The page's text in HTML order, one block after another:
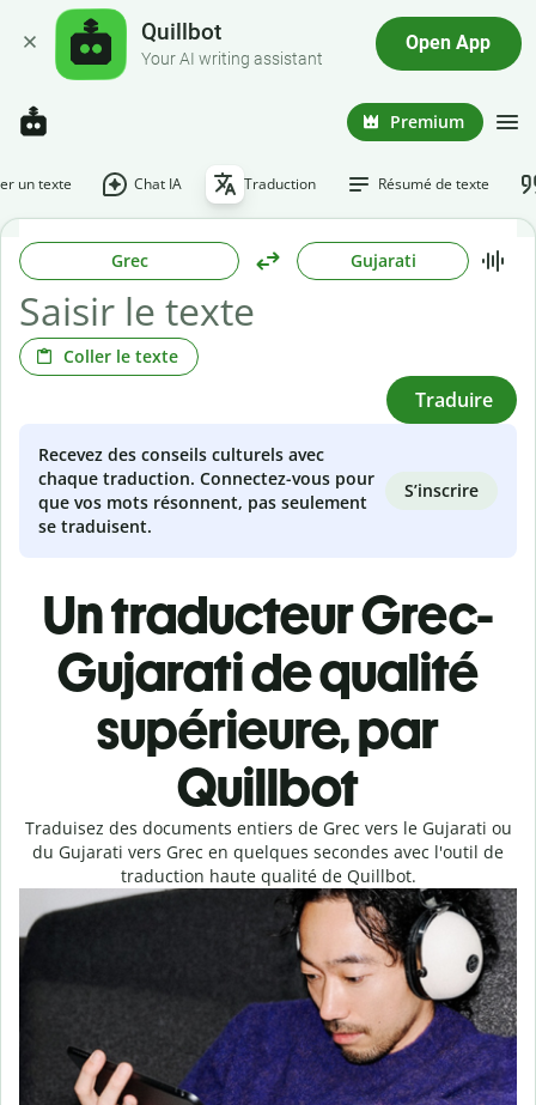
Quillbot
Your AI writing assistant
Open App
Premium
un texte Chat IA Traduction Résumé de texte
Grec Gujarati
Coller le texte
Traduire
Recevez des conseils culturels avec
chaque traduction. Connectez-vous pour
que vos mots résonnent, pas seulement
se traduisent.
S’inscrire
Un traducteur Grec-
Gujarati de qualité
supérieure, par
Quillbot
Traduisez des documents entiers de Grec vers le Gujarati ou
du Gujarati vers Grec en quelques secondes avec l'outil de
traduction haute qualité de Quillbot.